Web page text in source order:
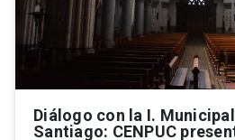
Diálogo con la I.
Santiago: CENPUC